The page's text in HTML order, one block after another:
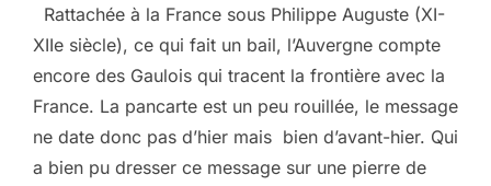
Rattachée à la France sous Philippe Auguste (XI-
XIIe siècle), ce qui fait un bail, l’Auvergne compte
encore des Gaulois qui tracent la frontière avec la
France. La pancarte est un peu rouillée, le message
ne date donc pas d’hier mais bien d’avant-hier. Qui
a bien pu dresser ce message sur une pierre de